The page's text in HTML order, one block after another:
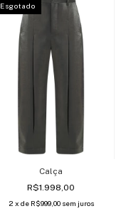
Esgotado
Calça
R$1.998,00
2 x de R$999,00 sem juros